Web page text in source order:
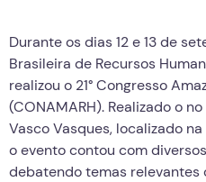
Durante os dias 12 e 13 de
Brasileira de Recursos
realizou o 21° Congresso
(CONAMARH). Realizado o
Vasco Vasques, localizado
o evento contou com
debatendo temas relevantes